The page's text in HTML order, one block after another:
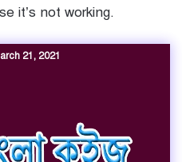
it’s not working.
21, 2021